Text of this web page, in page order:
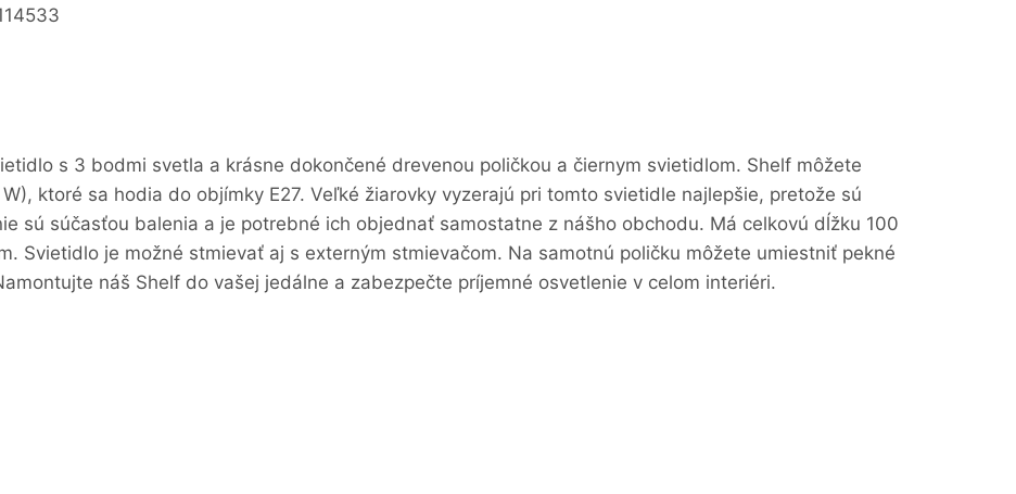
s 3 bodmi svetla a krásne dokončené drevenou poličkou a čiernym svietidlom. Shelf môžete
ktoré sa hodia do objímky E27. Veľké žiarovky vyzerajú pri tomto svietidle najlepšie, pretože sú
sú súčasťou balenia a je potrebné ich objednať samostatne z nášho obchodu. Má celkovú dĺžku 100
Svietidlo je možné stmievať aj s externým stmievačom. Na samotnú poličku môžete umiestniť pekné
náš Shelf do vašej jedálne a zabezpečte príjemné osvetlenie v celom interiéri.